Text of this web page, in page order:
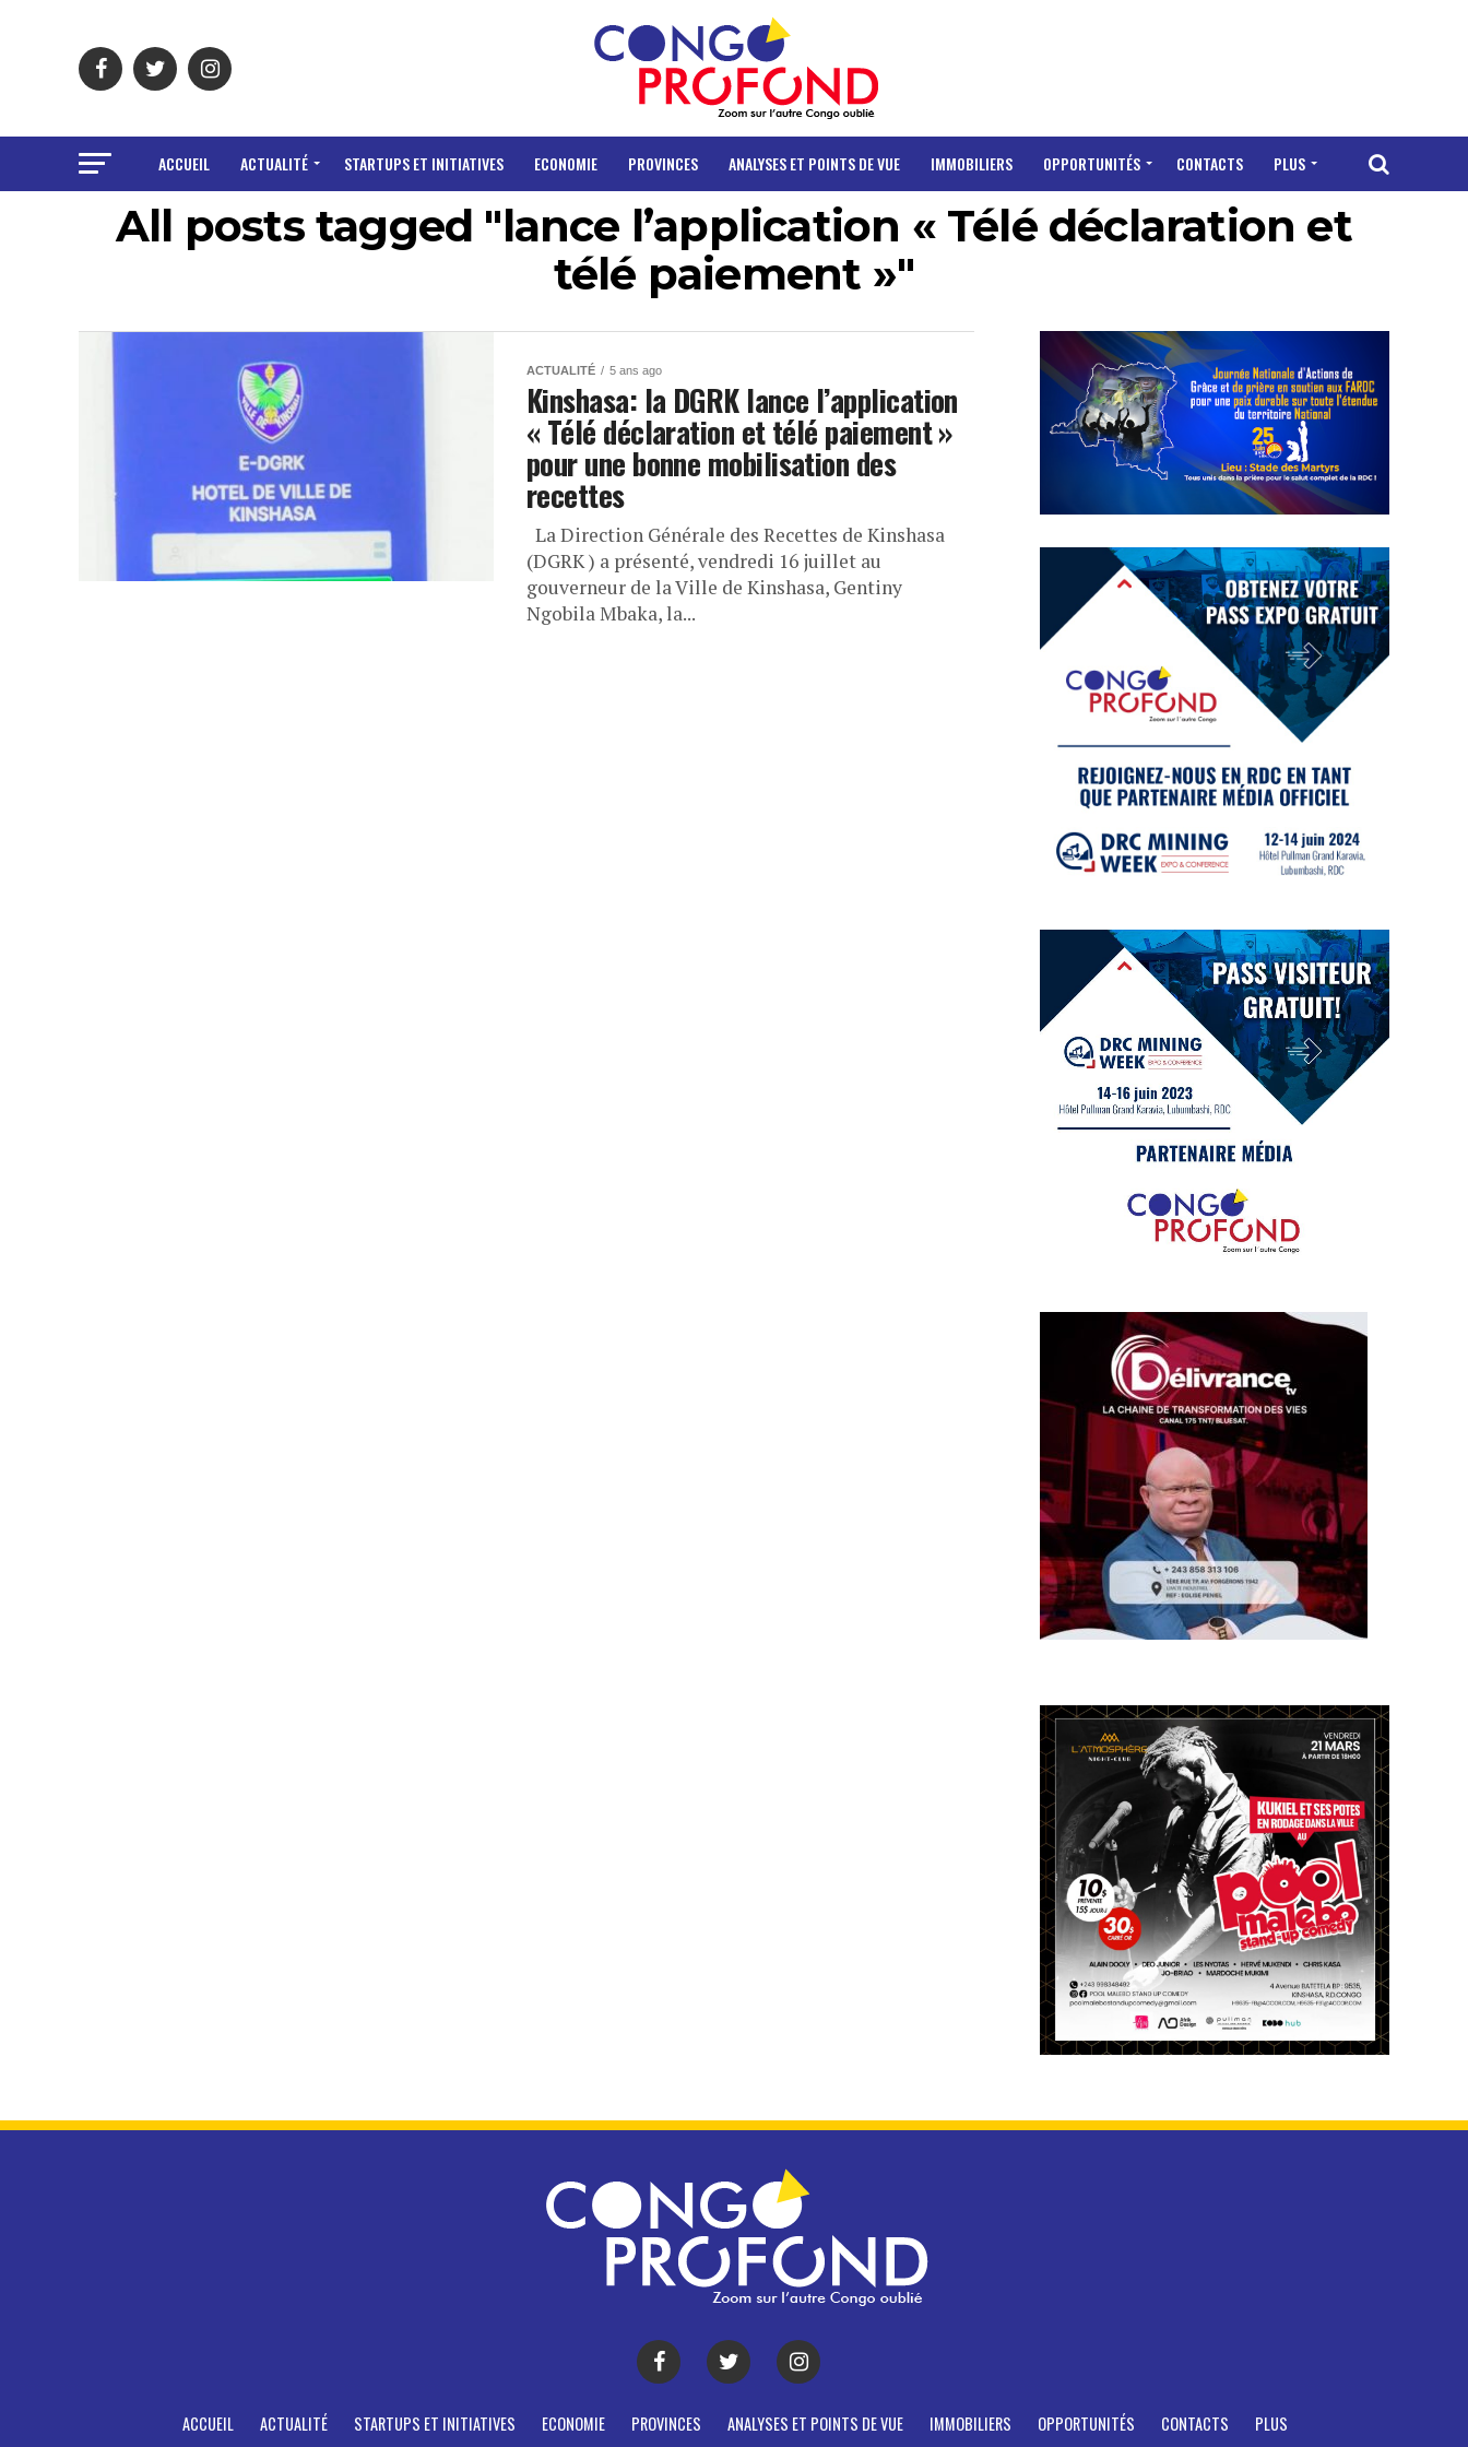
ACCUEIL ACTUALITÉ STARTUPS ET INITIATIVES ECONOMIE PROVINCES ANALYSES ET POINTS DE VUE IMMOBILIERS OPPORTUNITÉS CONTACTS PLUS
All posts tagged "lance l’application « Télé déclaration et
télé paiement »"
ACTUALITÉ 5 ans ago
Kinshasa: la DGRK lance l’application
« Télé déclaration et télé paiement »
pour une bonne mobilisation des
recettes
La Direction Générale des Recettes de Kinshasa
(DGRK ) a présenté, vendredi 16 juillet au
gouverneur de la Ville de Kinshasa, Gentiny
Ngobila Mbaka, la...
ACCUEIL ACTUALITÉ STARTUPS ET INITIATIVES ECONOMIE PROVINCES ANALYSES ET POINTS DE VUE IMMOBILIERS OPPORTUNITÉS CONTACTS PLUS